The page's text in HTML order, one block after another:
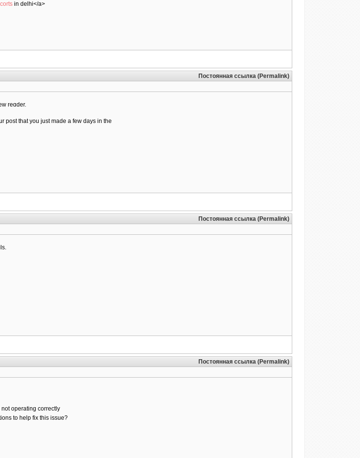
in delhi</a>
Постоянная ссылка (Permalink)
reɑԁer.
post that you just made a few days in the
Постоянная ссылка (Permalink)
Постоянная ссылка (Permalink)
operating correctly
to help fix this issue?